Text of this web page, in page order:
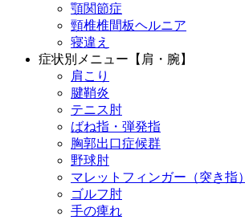
顎関節症
頸椎椎間板ヘルニア
寝違え
症状別メニュー【肩・腕】
肩こり
腱鞘炎
テニス肘
ばね指・弾発指
胸郭出口症候群
野球肘
マレットフィンガー（突き指）
ゴルフ肘
手の痺れ